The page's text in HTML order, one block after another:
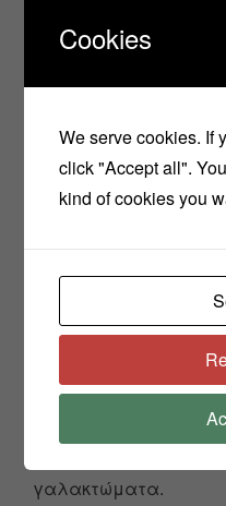
ξεπλύσιμο,
εξαιρετικές
μαλακτικά μαλλιών.
Σε ένα μαλακτικό
μεταξένια υφή στα
Λόγω της
κατάλληλο για
σώματος
. Το BTMS-50 μπορεί
γαλακτωματοποιητής
γαλακτώματα.
Cookies
We serve cookies. If
click "Accept all".
kind of cookies you